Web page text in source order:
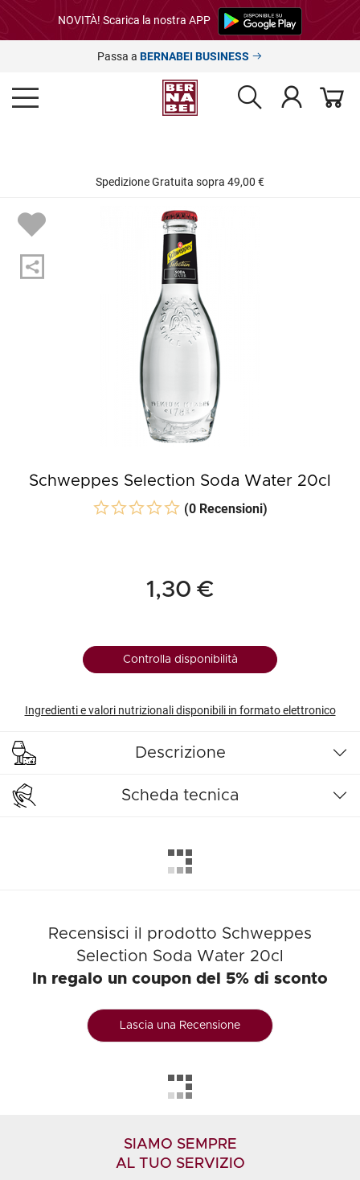
NOVITÀ! Scarica la nostra APP
Passa a BERNABEI BUSINESS
Spedizione Gratuita sopra 49,00 €
Schweppes Selection Soda Water 20cl
(0 Recensioni)
1,30 €
Controlla disponibilità
Ingredienti e valori nutrizionali disponibili in formato elettronico
Descrizione
Scheda tecnica
Recensisci il prodotto Schweppes
Selection Soda Water 20cl
In regalo un coupon del 5% di sconto
Lascia una Recensione
SIAMO SEMPRE
AL TUO SERVIZIO